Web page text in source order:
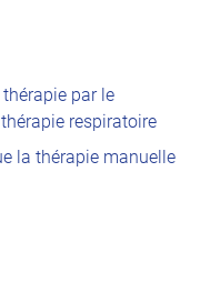
par le
respiratoire
la thérapie manuelle